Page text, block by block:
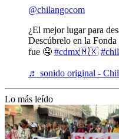
@chilangocom
¿El mejor lugar para
Descúbrelo en la
fue 🤤 #cdmx🇲🇽
♬ sonido original -
Lo más leído